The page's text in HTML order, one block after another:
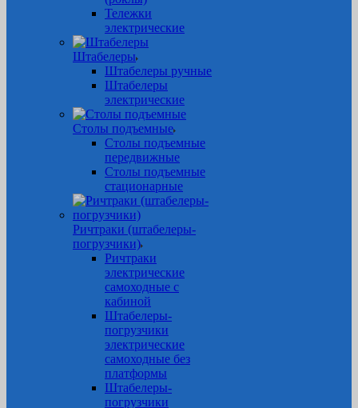
Тележки
электрические
Штабелеры
Штабелеры ручные
Штабелеры
электрические
Столы подъемные
Столы подъемные
передвижные
Столы подъемные
стационарные
Ричтраки (штабелеры-
погрузчики)
Ричтраки
электрические
самоходные с
кабиной
Штабелеры-
погрузчики
электрические
самоходные без
платформы
Штабелеры-
погрузчики